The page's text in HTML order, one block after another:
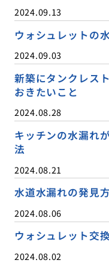
2024.09.13
ウォシュレットの
2024.09.03
新築にタンクレス
おきたいこと
2024.08.28
キッチンの水漏れ
法
2024.08.21
水道水漏れの発見
2024.08.06
ウォシュレット交
2024.08.02